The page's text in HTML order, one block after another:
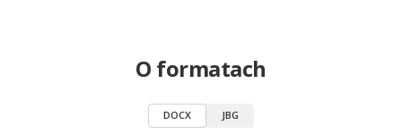
O formatach
DOCX JBG